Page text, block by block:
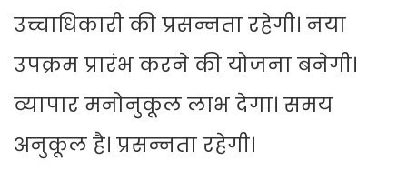
उच्चाधिकारी की प्रसन्नता रहेगी। नया
उपक्रम प्रारंभ करने की योजना बनेगी।
व्यापार मनोनुकूल लाभ देगा। समय
अनुकूल है। प्रसन्नता रहेगी।